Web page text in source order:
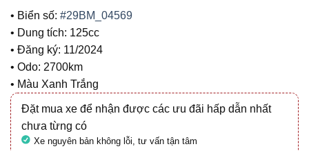
• Biển số: #29BM_04569
• Dung tích: 125cc
• Đăng ký: 11/2024
• Odo: 2700km
• Màu Xanh Trắng
Đặt mua xe để nhận được các ưu đãi hấp dẫn nhất
chưa từng có
Xe nguyên bản không lỗi, tư vấn tận tâm